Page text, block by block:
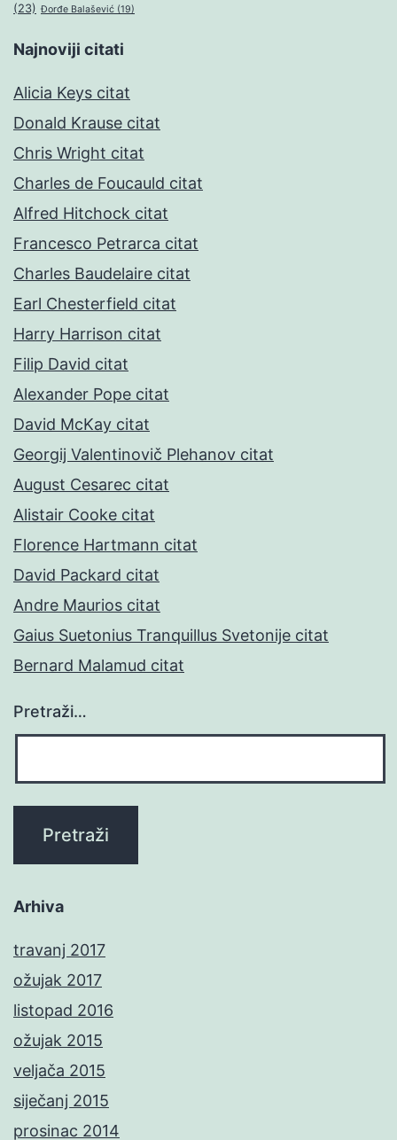
(23) Đorđe Balašević (19)
Najnoviji citati
Alicia Keys citat
Donald Krause citat
Chris Wright citat
Charles de Foucauld citat
Alfred Hitchock citat
Francesco Petrarca citat
Charles Baudelaire citat
Earl Chesterfield citat
Harry Harrison citat
Filip David citat
Alexander Pope citat
David McKay citat
Georgij Valentinovič Plehanov citat
August Cesarec citat
Alistair Cooke citat
Florence Hartmann citat
David Packard citat
Andre Maurios citat
Gaius Suetonius Tranquillus Svetonije citat
Bernard Malamud citat
Pretraži…
Arhiva
travanj 2017
ožujak 2017
listopad 2016
ožujak 2015
veljača 2015
siječanj 2015
prosinac 2014